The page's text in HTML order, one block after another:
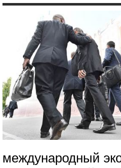
международный